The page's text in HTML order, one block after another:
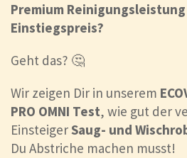
Premium Reinigungsleistung
Einstiegspreis?
Geht das? 🤔
Wir zeigen Dir in unserem
PRO OMNI Test, wie gut der
EinsteigerSaug- und
Du Abstriche machen musst!